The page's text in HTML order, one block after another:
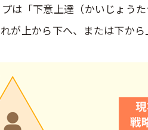
は「下意上達（かいじょう
が上から下へ、または下か